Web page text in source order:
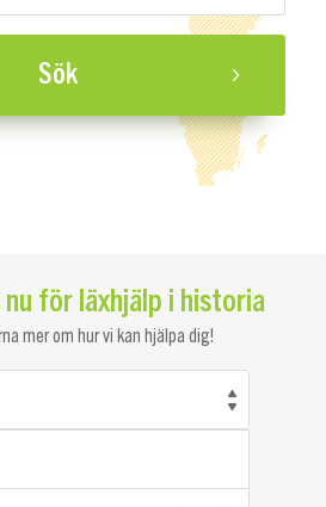
för läxhjälp i historia
mer om hur vi kan hjälpa dig!